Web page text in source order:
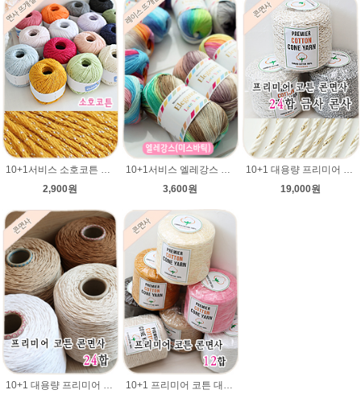
2,900원
3,600원
19,000원
10+1 대용량 프리미어 코튼 대용량 콘사 24합 순면100% 1100g/카드면 순면사 색사/콘면사/공작표 동방 콘면사/핸들커버뜨기/방석뜨기/차량 커버 시트
10+1 프리미어 코튼 대용량 콘사 12합 순면100% 1100g/카드면 순면사 색사/콘면사/공작표 동방 콘면사/핸들커버뜨기/방석뜨기/차량 커버 시트